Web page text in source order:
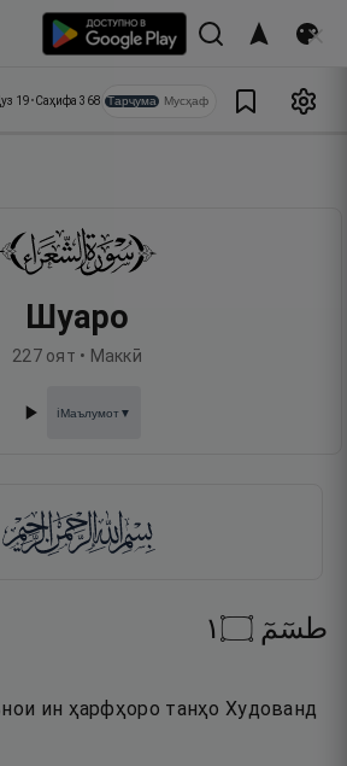
19•Саҳифа 368 Тарҷума Мусҳаф
Шуаро
227оят • Маккӣ
ℹ️Маълумот▼
طسٓمٓ ۝١
ин ҳарфҳоро танҳо Худованд